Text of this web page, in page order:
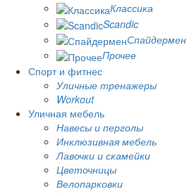
Классика
Scandic
Спайдермен
Прочее
Спорт и фитнес
Уличные тренажеры
Workout
Уличная мебель
Навесы и перголы
Инклюзивная мебель
Лавочки и скамейки
Цветочницы
Велопарковки